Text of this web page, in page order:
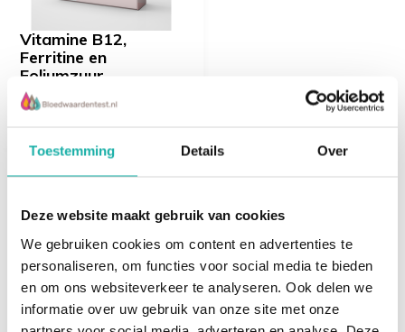
Toestemming Details Over
Deze website maakt gebruik van cookies
We gebruiken cookies om content en advertenties te
personaliseren, om functies voor social media te bieden
en om ons websiteverkeer te analyseren. Ook delen we
informatie over uw gebruik van onze site met onze
Praktische uitleg en interpretatie
Een persoonlijk telefonisch consult met een
Leverfunctie (ALAT, ASAT, Gamma GT, Alkalische
fosfatase)
Nierfunctie (Creatinine, Ureum, Albumine)
Vitamine B12,
Ferritine en
Foliumzuur
€ 59,-
Recent bekeken